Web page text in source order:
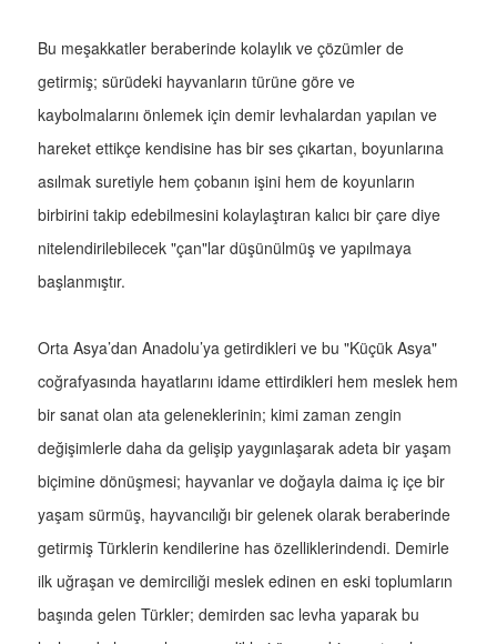
Bu meşakkatler beraberinde kolaylık ve çözümler de
getirmiş; sürüdeki hayvanların türüne göre ve
kaybolmalarını önlemek için demir levhalardan yapılan ve
hareket ettikçe kendisine has bir ses çıkartan, boyunlarına
asılmak suretiyle hem çobanın işini hem de koyunların
birbirini takip edebilmesini kolaylaştıran kalıcı bir çare diye
nitelendirilebilecek "çan"lar düşünülmüş ve yapılmaya
başlanmıştır.
Orta Asya’dan Anadolu’ya getirdikleri ve bu "Küçük Asya"
coğrafyasında hayatlarını idame ettirdikleri hem meslek hem
bir sanat olan ata geleneklerinin; kimi zaman zengin
değişimlerle daha da gelişip yaygınlaşarak adeta bir yaşam
biçimine dönüşmesi; hayvanlar ve doğayla daima iç içe bir
yaşam sürmüş, hayvancılığı bir gelenek olarak beraberinde
getirmiş Türklerin kendilerine has özelliklerindendi. Demirle
ilk uğraşan ve demirciliği meslek edinen en eski toplumların
başında gelen Türkler; demirden sac levha yaparak bu